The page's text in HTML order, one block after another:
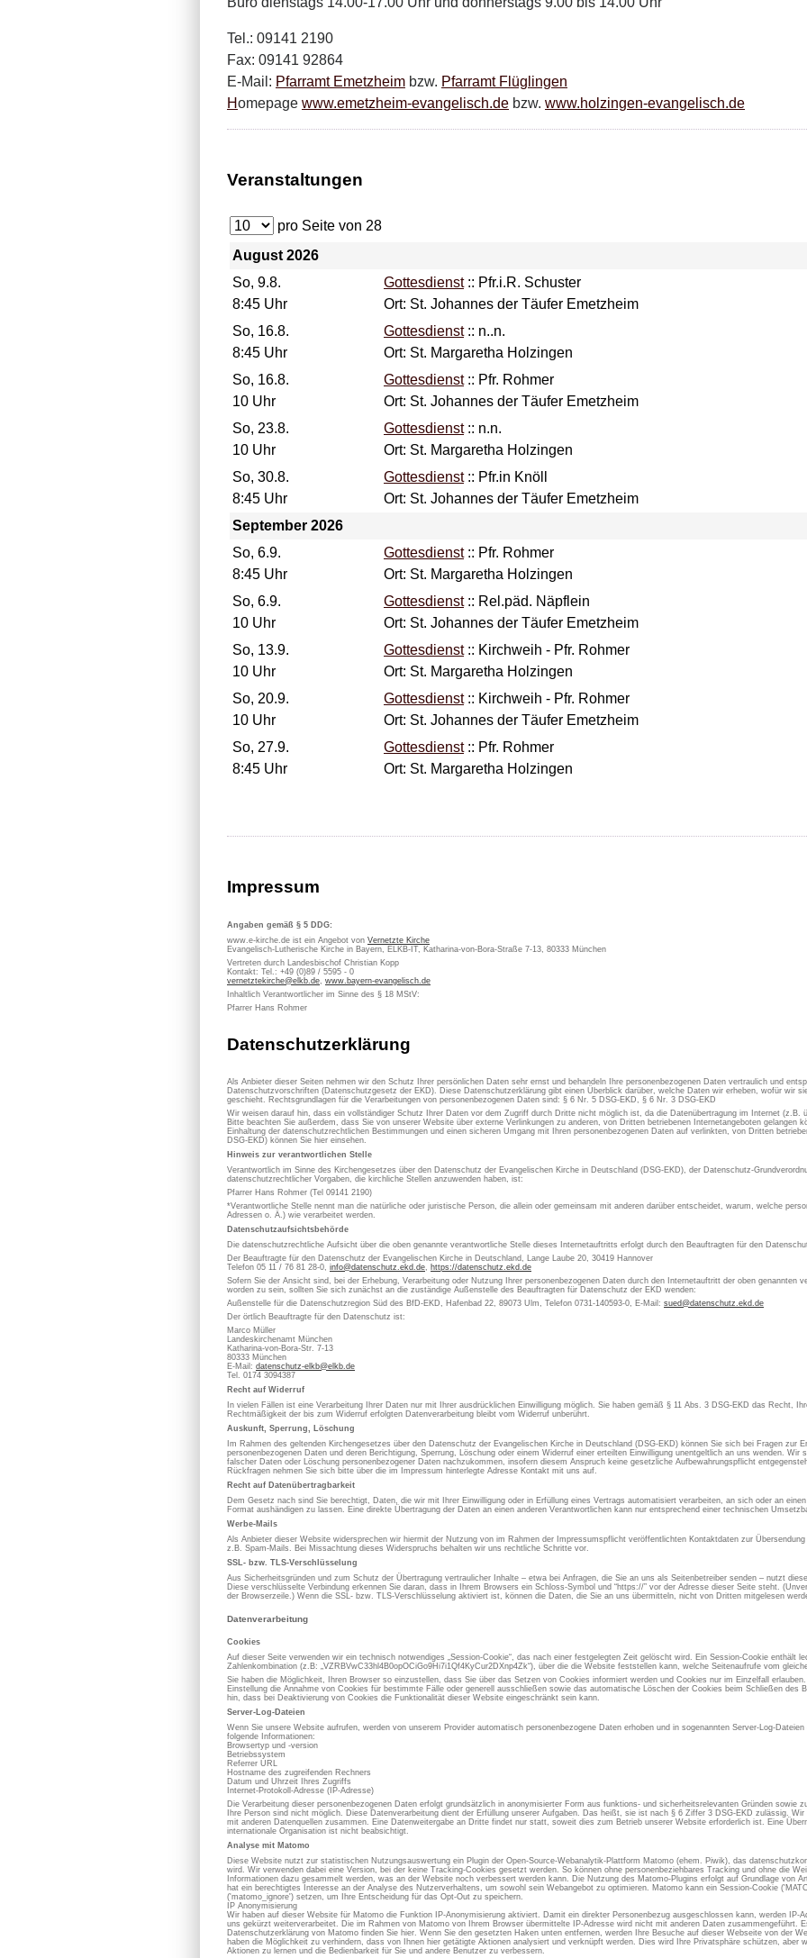
Tel.: 09141 2190
Fax: 09141 92864
E-Mail: Pfarramt Emetzheim bzw. Pfarramt Flüglingen
Homepage www.emetzheim-evangelisch.de bzw. www.holzingen-evangelisch.de
Veranstaltungen
pro Seite von 28
August 2026
So, 9.8.
8:45 Uhr
Gottesdienst:: Pfr.i.R. Schuster
Ort: St. Johannes der Täufer Emetzheim
So, 16.8.
8:45 Uhr
Gottesdienst:: n..n.
Ort: St. Margaretha Holzingen
So, 16.8.
10 Uhr
Gottesdienst:: Pfr. Rohmer
Ort: St. Johannes der Täufer Emetzheim
So, 23.8.
10 Uhr
Gottesdienst:: n.n.
Ort: St. Margaretha Holzingen
So, 30.8.
8:45 Uhr
Gottesdienst:: Pfr.in Knöll
Ort: St. Johannes der Täufer Emetzheim
September 2026
So, 6.9.
8:45 Uhr
Gottesdienst:: Pfr. Rohmer
Ort: St. Margaretha Holzingen
So, 6.9.
10 Uhr
Gottesdienst:: Rel.päd. Näpflein
Ort: St. Johannes der Täufer Emetzheim
So, 13.9.
10 Uhr
Gottesdienst:: Kirchweih - Pfr. Rohmer
Ort: St. Margaretha Holzingen
So, 20.9.
10 Uhr
Gottesdienst:: Kirchweih - Pfr. Rohmer
Ort: St. Johannes der Täufer Emetzheim
So, 27.9.
8:45 Uhr
Gottesdienst:: Pfr. Rohmer
Ort: St. Margaretha Holzingen
Impressum
Angaben gemäß § 5 DDG:
www.e-kirche.de ist ein Angebot von Vernetzte Kirche
Evangelisch-Lutherische Kirche in Bayern, ELKB-IT, Katharina-von-Bora-Straße 7-13, 80333 München
Vertreten durch Landesbischof Christian Kopp
Kontakt: Tel.: +49 (0)89 / 5595 - 0
vernetztekirche@elkb.de, www.bayern-evangelisch.de
Inhaltlich Verantwortlicher im Sinne des § 18 MStV:
Pfarrer Hans Rohmer
Datenschutzerklärung
Als Anbieter dieser Seiten nehmen wir den Schutz Ihrer persönlichen Daten sehr ernst und behandeln Ihre personenbezogenen Daten vertraulich und
Datenschutzvorschriften (Datenschutzgesetz der EKD). Diese Datenschutzerklärung gibt einen Überblick darüber, welche Daten wir erheben, wofür wir
geschieht. Rechtsgrundlagen für die Verarbeitungen von personenbezogenen Daten sind: § 6 Nr. 5 DSG-EKD, § 6 Nr. 3 DSG-EKD
Wir weisen darauf hin, dass ein vollständiger Schutz Ihrer Daten vor dem Zugriff durch Dritte nicht möglich ist, da die Datenübertragung im Internet (z.B.
Bitte beachten Sie außerdem, dass Sie von unserer Website über externe Verlinkungen zu anderen, von Dritten betriebenen Internetangeboten gelangen
Einhaltung der datenschutzrechtlichen Bestimmungen und einen sicheren Umgang mit Ihren personenbezogenen Daten auf verlinkten, von Dritten
DSG-EKD) können Sie hier einsehen.
Hinweis zur verantwortlichen Stelle
Verantwortlich im Sinne des Kirchengesetzes über den Datenschutz der Evangelischen Kirche in Deutschland (DSG-EKD), der Datenschutz-
datenschutzrechtlicher Vorgaben, die kirchliche Stellen anzuwenden haben, ist:
Pfarrer Hans Rohmer (Tel 09141 2190)
*Verantwortliche Stelle nennt man die natürliche oder juristische Person, die allein oder gemeinsam mit anderen darüber entscheidet, warum, welche
Adressen o. Ä.) wie verarbeitet werden.
Datenschutzaufsichtsbehörde
Die datenschutzrechtliche Aufsicht über die oben genannte verantwortliche Stelle dieses Internetauftritts erfolgt durch den Beauftragten für den
Der Beauftragte für den Datenschutz der Evangelischen Kirche in Deutschland, Lange Laube 20, 30419 Hannover
Telefon 05 11 / 76 81 28-0, info@datenschutz.ekd.de, https://datenschutz.ekd.de
Sofern Sie der Ansicht sind, bei der Erhebung, Verarbeitung oder Nutzung Ihrer personenbezogenen Daten durch den Internetauftritt der oben genannten
worden zu sein, sollten Sie sich zunächst an die zuständige Außenstelle des Beauftragten für Datenschutz der EKD wenden:
Außenstelle für die Datenschutzregion Süd des BfD-EKD, Hafenbad 22, 89073 Ulm, Telefon 0731-140593-0, E-Mail: sued@datenschutz.ekd.de
Der örtlich Beauftragte für den Datenschutz ist:
Marco Müller
Landeskirchenamt München
Katharina-von-Bora-Str. 7-13
80333 München
E-Mail: datenschutz-elkb@elkb.de
Tel. 0174 3094387
Recht auf Widerruf
In vielen Fällen ist eine Verarbeitung Ihrer Daten nur mit Ihrer ausdrücklichen Einwilligung möglich. Sie haben gemäß § 11 Abs. 3 DSG-EKD das Recht,
Rechtmäßigkeit der bis zum Widerruf erfolgten Datenverarbeitung bleibt vom Widerruf unberührt.
Auskunft, Sperrung, Löschung
Im Rahmen des geltenden Kirchengesetzes über den Datenschutz der Evangelischen Kirche in Deutschland (DSG-EKD) können Sie sich bei Fragen zur
personenbezogenen Daten und deren Berichtigung, Sperrung, Löschung oder einem Widerruf einer erteilten Einwilligung unentgeltlich an uns wenden.
falscher Daten oder Löschung personenbezogener Daten nachzukommen, insofern diesem Anspruch keine gesetzliche Aufbewahrungspflicht
Rückfragen nehmen Sie sich bitte über die im Impressum hinterlegte Adresse Kontakt mit uns auf.
Recht auf Datenübertragbarkeit
Dem Gesetz nach sind Sie berechtigt, Daten, die wir mit Ihrer Einwilligung oder in Erfüllung eines Vertrags automatisiert verarbeiten, an sich oder an
Format aushändigen zu lassen. Eine direkte Übertragung der Daten an einen anderen Verantwortlichen kann nur entsprechend einer technischen
Werbe-Mails
Als Anbieter dieser Website widersprechen wir hiermit der Nutzung von im Rahmen der Impressumspflicht veröffentlichten Kontaktdaten zur
z.B. Spam-Mails. Bei Missachtung dieses Widerspruchs behalten wir uns rechtliche Schritte vor.
SSL- bzw. TLS-Verschlüsselung
Aus Sicherheitsgründen und zum Schutz der Übertragung vertraulicher Inhalte – etwa bei Anfragen, die Sie an uns als Seitenbetreiber senden – nutzt
Diese verschlüsselte Verbindung erkennen Sie daran, dass in Ihrem Browsers ein Schloss-Symbol und “https://” vor der Adresse dieser Seite steht.
der Browserzeile.) Wenn die SSL- bzw. TLS-Verschlüsselung aktiviert ist, können die Daten, die Sie an uns übermitteln, nicht von Dritten mitgelesen
Datenverarbeitung
Cookies
Auf dieser Seite verwenden wir ein technisch notwendiges „Session-Cookie“, das nach einer festgelegten Zeit gelöscht wird. Ein Session-Cookie enthält
Zahlenkombination (z.B: „VZRBVwC33hl4B0opOCiGo9Hi7i1Qf4KyCur2DXnp4Zk“), über die die Website feststellen kann, welche Seitenaufrufe vom
Sie haben die Möglichkeit, Ihren Browser so einzustellen, dass Sie über das Setzen von Cookies informiert werden und Cookies nur im Einzelfall
Einstellung die Annahme von Cookies für bestimmte Fälle oder generell ausschließen sowie das automatische Löschen der Cookies beim Schließen des
hin, dass bei Deaktivierung von Cookies die Funktionalität dieser Website eingeschränkt sein kann.
Server-Log-Dateien
Wenn Sie unsere Website aufrufen, werden von unserem Provider automatisch personenbezogene Daten erhoben und in sogenannten Server-Log-
folgende Informationen:
Browsertyp und -version
Betriebssystem
Referrer URL
Hostname des zugreifenden Rechners
Datum und Uhrzeit Ihres Zugriffs
Internet-Protokoll-Adresse (IP-Adresse)
Die Verarbeitung dieser personenbezogenen Daten erfolgt grundsätzlich in anonymisierter Form aus funktions- und sicherheitsrelevanten Gründen sowie
Ihre Person sind nicht möglich. Diese Datenverarbeitung dient der Erfüllung unserer Aufgaben. Das heißt, sie ist nach § 6 Ziffer 3 DSG-EKD zulässig.
mit anderen Datenquellen zusammen. Eine Datenweitergabe an Dritte findet nur statt, soweit dies zum Betrieb unserer Website erforderlich ist. Eine
internationale Organisation ist nicht beabsichtigt.
Analyse mit Matomo
Diese Website nutzt zur statistischen Nutzungsauswertung ein Plugin der Open-Source-Webanalytik-Plattform Matomo (ehem. Piwik), das
wird. Wir verwenden dabei eine Version, bei der keine Tracking-Cookies gesetzt werden. So können ohne personenbeziehbares Tracking und ohne die
Informationen dazu gesammelt werden, was an der Website noch verbessert werden kann. Die Nutzung des Matomo-Plugins erfolgt auf Grundlage von
hat ein berechtigtes Interesse an der Analyse des Nutzerverhaltens, um sowohl sein Webangebot zu optimieren. Matomo kann ein Session-Cookie
('matomo_ignore') setzen, um Ihre Entscheidung für das Opt-Out zu speichern.
IP Anonymisierung
Wir haben auf dieser Website für Matomo die Funktion IP-Anonymisierung aktiviert. Damit ein direkter Personenbezug ausgeschlossen kann, werden IP-
uns gekürzt weiterverarbeitet. Die im Rahmen von Matomo von Ihrem Browser übermittelte IP-Adresse wird nicht mit anderen Daten zusammengeführt.
Datenschutzerklärung von Matomo finden Sie hier. Wenn Sie den gesetzten Haken unten entfernen, werden Ihre Besuche auf dieser Webseite von der
haben die Möglichkeit zu verhindern, dass von Ihnen hier getätigte Aktionen analysiert und verknüpft werden. Dies wird Ihre Privatsphäre schützen, aber
Aktionen zu lernen und die Bedienbarkeit für Sie und andere Benutzer zu verbessern.